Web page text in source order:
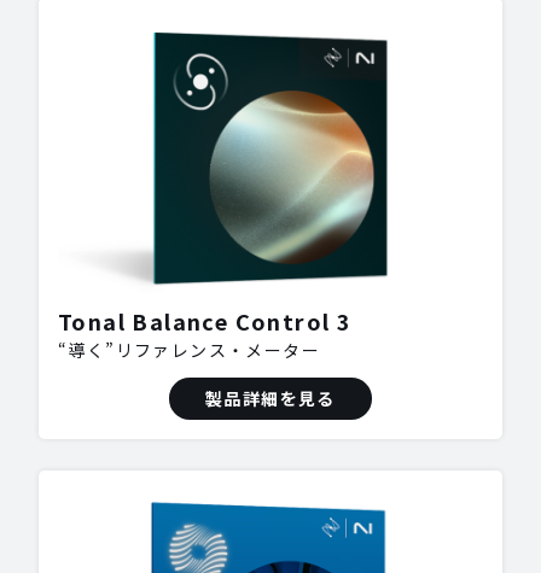
Tonal Balance Control 3
“導く”リファレンス・メーター
製品詳細を見る